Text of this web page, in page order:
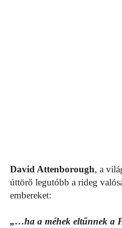
David Attenborough, a
úttörő legutóbb a rideg
embereket:
„…ha a méhek eltűnnek a